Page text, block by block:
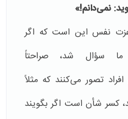
نمى‌دانم!»
نفس این است که اگر
ما سؤال شد، صراحتاً
تصور می‌کنند که مثلاً
کسر شأن است اگر بگویند